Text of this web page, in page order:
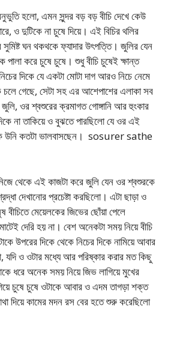
হলো, এমন সুন্দর বড় বড় বীচি দেখে কেউ
ও দুটিকে না চুষে দিয়ে। এই বিচির থলির
ঘন থকথকে ফ্যাদার উৎপত্তি। জুলির যেন
করে চুষে চুষে। শুধু বীচি চুষেই ক্ষান্ত
দিকে যে একটা মোটা দাগ আরও নিচে নেমে
চলে গেছে, সেটা সহ এর আশেপাশের এলাকা সব
জুলি, ওর শ্বশুরের ক্রমাগত গোঙ্গানি আর হুংকার
না তাকিয়ে ও বুঝতে পারছিলো যে ওর এই
উনি কতটা ভালবাসছেন। sosurer sathe
থেকে এই কাজটা করে জুলি যেন ওর শ্বশুরকে
দেখানোর প্রচেষ্টা করছিলো। এটা ছাড়া ও
বীচিতে মেয়েলকের জিভের ছোঁয়া পেলে
দেরি হয় না। বেশ অনেকটা সময় নিয়ে বীচি
উপরের দিকে থেকে নিচের দিকে নামিয়ে আবার
ও ওটার মধ্যে আর পরিষ্কার করার মত কিছু
ধরে অনেক সময় নিয়ে জিভ লাগিয়ে মুখের
চুষে চুষে ওটাকে আবার ও এদম তাগড়া শক্ত
দিয়ে কামের মদন রস বের হতে শুরু করেছিলো